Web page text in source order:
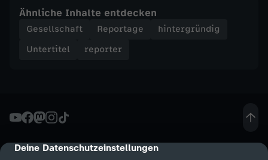
cmp-dialog-description
Deine Datenschutzeinstellungen
m
d
s
Ähnliche Inhalte entdecken
Gesellschaft Reportage
hintergründig
Untertitel
reporter